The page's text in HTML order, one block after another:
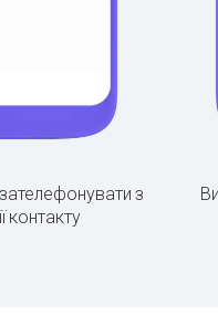
з
контакту